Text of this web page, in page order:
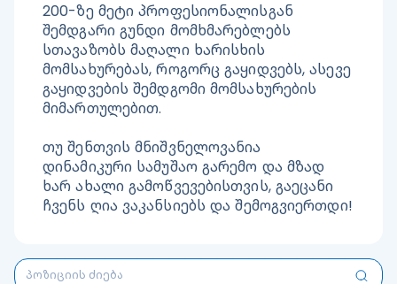
200-ზე მეტი პროფესიონალისგან
შემდგარი გუნდი მომხმარებლებს
სთავაზობს მაღალი ხარისხის
მომსახურებას, როგორც გაყიდვებს, ასევე
გაყიდვების შემდგომი მომსახურების
მიმართულებით.
თუ შენთვის მნიშვნელოვანია
დინამიკური სამუშაო გარემო და მზად
ხარ ახალი გამოწვევებისთვის, გაეცანი
ჩვენს ღია ვაკანსიებს და შემოგვიერთდი!